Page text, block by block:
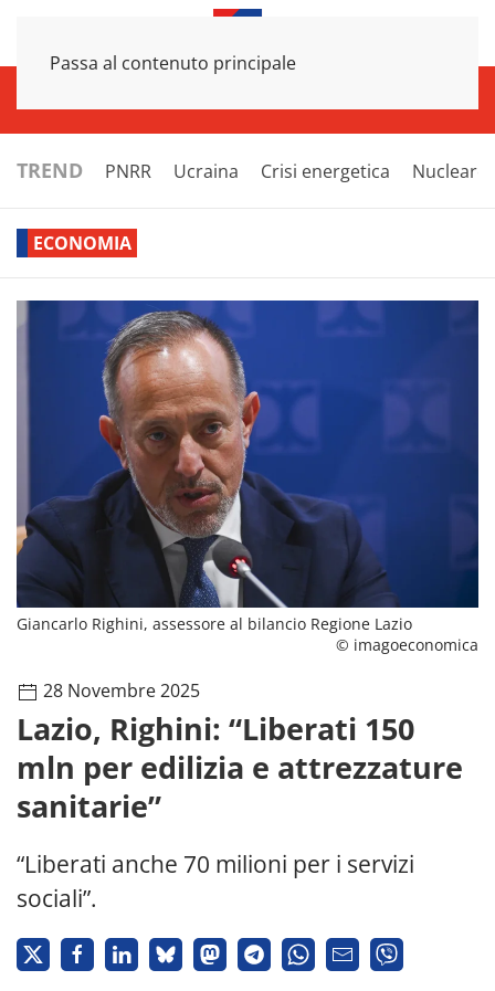
Passa al contenuto principale
TREND PNRR Ucraina Crisi energetica Nucleare
ECONOMIA
Giancarlo Righini, assessore al bilancio Regione Lazio
© imagoeconomica
28 Novembre 2025
Lazio, Righini: “Liberati 150
mln per edilizia e attrezzature
sanitarie”
“Liberati anche 70 milioni per i servizi
sociali”.